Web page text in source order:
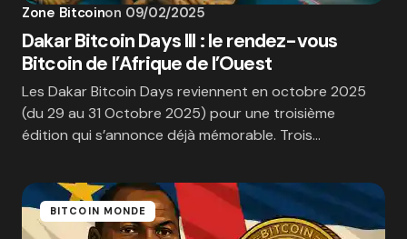
Zone Bitcoinon 09/02/2025
Dakar Bitcoin Days III : le rendez-vous
Bitcoin de l’Afrique de l’Ouest
Les Dakar Bitcoin Days reviennent en octobre 2025
(du 29 au 31 Octobre 2025) pour une troisième
édition qui s’annonce déjà mémorable. Trois…
BITCOIN MONDE